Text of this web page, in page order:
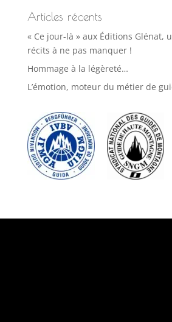
Articles récents
« Ce jour-là » aux Éditions Glénat,
récits à ne pas manquer !
Hommage à la légèreté…
L’émotion, moteur du métier de